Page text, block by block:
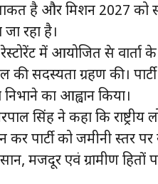
ताकत है और मिशन 2027
रहा है।
में आयोजित प्रेस
की सदस्यता ग्रहण की।
का आह्वान किया।
सिंह ने कहा कि
पार्टी को जमीनी स्तर पर
मजदूर एवं ग्रामीण हितों